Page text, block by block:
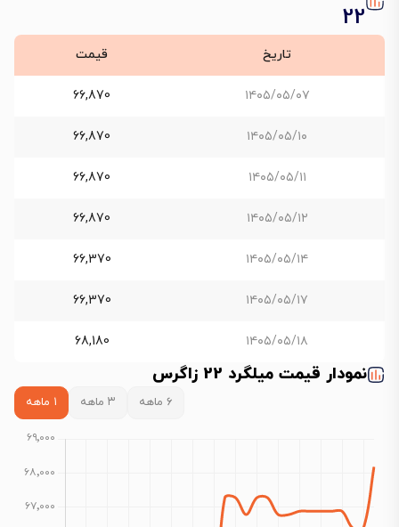
22
تاریخ قیمت
۱۴۰۵/۰۵/۰۷ 66,870
۱۴۰۵/۰۵/۱۰ 66,870
۱۴۰۵/۰۵/۱۱ 66,870
۱۴۰۵/۰۵/۱۲ 66,870
۱۴۰۵/۰۵/۱۴ 66,370
۱۴۰۵/۰۵/۱۷ 66,370
۱۴۰۵/۰۵/۱۸ 68,180
نمودار قیمت میلگرد 22 زاگرس
۶ ماهه ۳ ماهه ۱ ماهه